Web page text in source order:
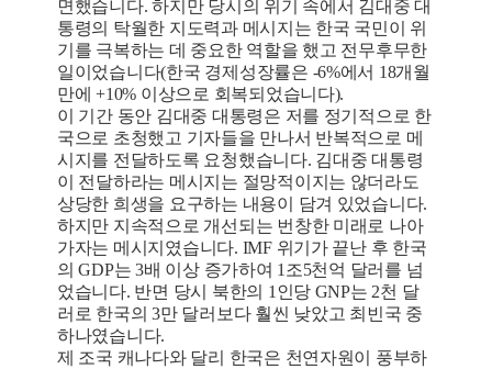
면했습니다. 하지만 당시의 위기 속에서 김대중 대
통령의 탁월한 지도력과 메시지는 한국 국민이 위
기를 극복하는 데 중요한 역할을 했고 전무후무한
일이었습니다(한국 경제성장률은 -6%에서 18개월
만에 +10% 이상으로 회복되었습니다).
이 기간 동안 김대중 대통령은 저를 정기적으로 한
국으로 초청했고 기자들을 만나서 반복적으로 메
시지를 전달하도록 요청했습니다. 김대중 대통령
이 전달하라는 메시지는 절망적이지는 않더라도
상당한 희생을 요구하는 내용이 담겨 있었습니다.
하지만 지속적으로 개선되는 번창한 미래로 나아
가자는 메시지였습니다. IMF 위기가 끝난 후 한국
의 GDP는 3배 이상 증가하여 1조5천억 달러를 넘
었습니다. 반면 당시 북한의 1인당 GNP는 2천 달
러로 한국의 3만 달러보다 훨씬 낮았고 최빈국 중
하나였습니다.
제 조국 캐나다와 달리 한국은 천연자원이 풍부하